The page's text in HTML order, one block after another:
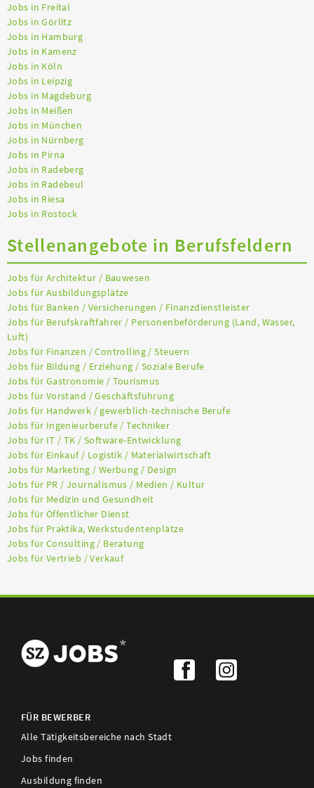
Jobs in Freital
Jobs in Görlitz
Jobs in Hamburg
Jobs in Kamenz
Jobs in Köln
Jobs in Leipzig
Jobs in Magdeburg
Jobs in Meißen
Jobs in München
Jobs in Nürnberg
Jobs in Pirna
Jobs in Radeberg
Jobs in Radebeul
Jobs in Riesa
Jobs in Rostock
Stellenangebote in Berufsfeldern
Jobs für Architektur / Bauwesen
Jobs für Ausbildungsplätze
Jobs für Banken / Versicherungen / Finanzdienstleister
Jobs für Berufskraftfahrer / Personenbeförderung (Land, Wasser,
Luft)
Jobs für Finanzen / Controlling / Steuern
Jobs für Bildung / Erziehung / Soziale Berufe
Jobs für Gastronomie / Tourismus
Jobs für Vorstand / Geschäftsführung
Jobs für Handwerk / gewerblich-technische Berufe
Jobs für Ingenieurberufe / Techniker
Jobs für IT / TK / Software-Entwicklung
Jobs für Einkauf / Logistik / Materialwirtschaft
Jobs für Marketing / Werbung / Design
Jobs für PR / Journalismus / Medien / Kultur
Jobs für Medizin und Gesundheit
Jobs für Öffentlicher Dienst
Jobs für Praktika, Werkstudentenplätze
Jobs für Consulting / Beratung
Jobs für Vertrieb / Verkauf
FÜR BEWERBER
Alle Tätigkeitsbereiche nach Stadt
Jobs finden
Ausbildung finden